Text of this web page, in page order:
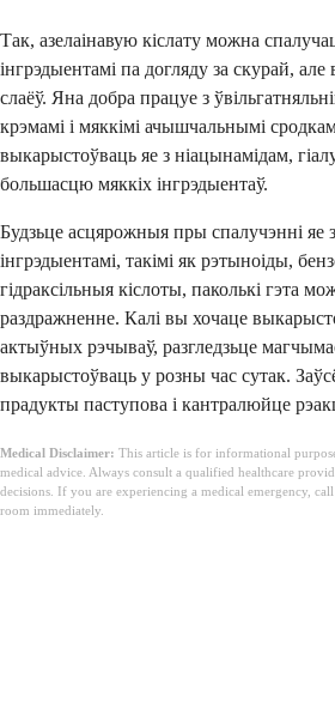
Так, азелаінавую кіслату можна
інгрэдыентамі па догляду за скурай,
слаёў. Яна добра працуе з
крэмамі і мяккімі ачышчальнымі
выкарыстоўваць яе з ніацынамідам,
большасцю мяккіх інгрэдыентаў.
Будзьце асцярожныя пры спалучэнні яе
інгрэдыентамі, такімі як рэтыноіды,
гідраксільныя кіслоты, паколькі гэта
раздражненне. Калі вы хочаце
актыўных рэчываў, разгледзьце
выкарыстоўваць у розны час сутак.
прадукты паступова і кантралюйце
Medical Disclaimer: This article is for informational
medical advice. Always consult a qualified healthcare
decisions. If you are experiencing a medical emergency,
room immediately.